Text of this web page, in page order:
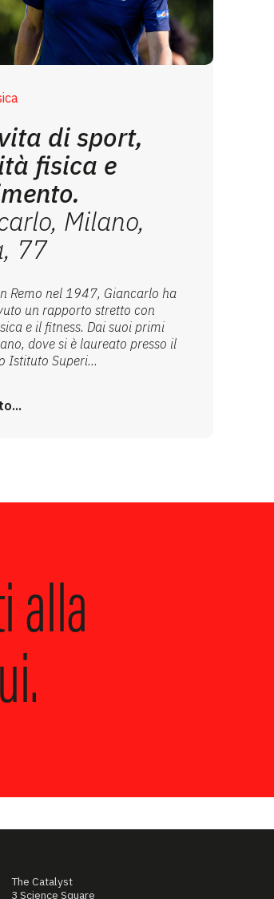
di sport,
fisica e
Milano,
77
Remo nel 1947, Giancarlo ha
un rapporto stretto con
e il fitness. Dai suoi primi
dove si è laureato presso il
Istituto Superi...
alla
The Catalyst
3 Science Square